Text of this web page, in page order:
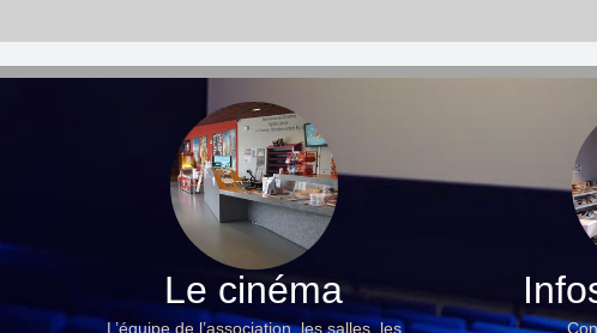
Le cinéma
L’équipe de l’association, les salles, les